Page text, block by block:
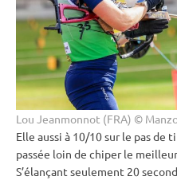
Lou Jeanmonnot (FRA) ©
Elle aussi à 10/10 sur le pas de
passée loin de chiper le
S’élançant seulement 20